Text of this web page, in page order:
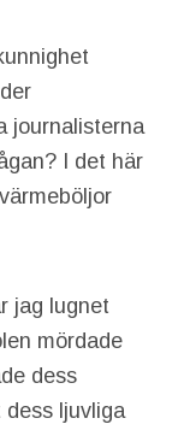
journalisterna
I det här
jag lugnet
mördade
dess
ljuvliga